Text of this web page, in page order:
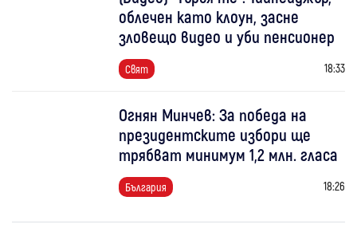
облечен като клоун, засне
зловещо видео и уби пенсионер
Свят 18:33
Огнян Минчев: За победа на
президентските избори ще
трябват минимум 1,2 млн. гласа
България 18:26